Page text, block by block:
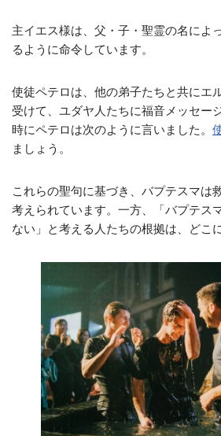
主イエス様は、父・子・聖霊の名によ
るように命令しています。
使徒ペテロは、他の弟子たちと共にエ
受けて、ユダヤ人たちに福音メッセー
時にペテロは次のように言いました。
ましょう。
これらの聖句に基づき、バプテスマは
考えられています。一方、「バプテス
ない」と考える人たちの根拠は、どこ